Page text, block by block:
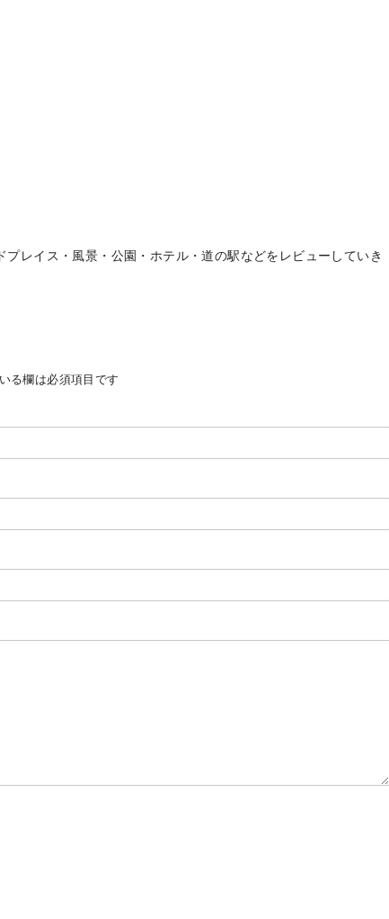
レイス・風景・公園・ホテル・道の駅などをレビューしていき
る欄は必須項目です